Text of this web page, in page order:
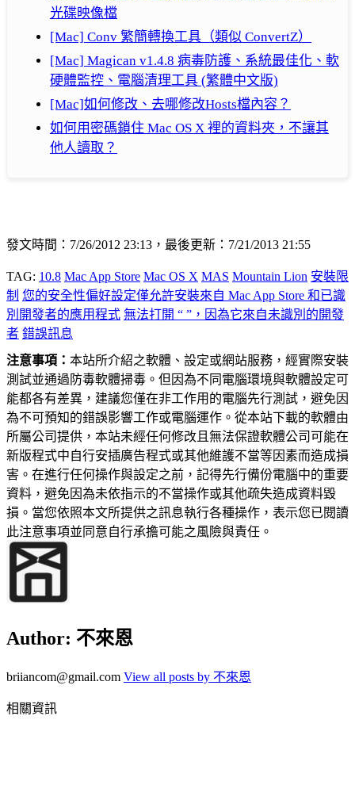
光碟映像檔
[Mac] Conv 繁簡轉換工具（類似 ConvertZ）
[Mac] Magican v1.4.8 病毒防護、系統最佳化、軟
硬體監控、電腦清理工具 (繁體中文版)
[Mac]如何修改、去哪修改Hosts檔內容？
如何用密碼鎖住 Mac OS X 裡的資料夾，不讓其
他人讀取？
發文時間：7/26/2012 23:13，最後更新：7/21/2013 21:55
TAG: 10.8 Mac App Store Mac OS X MAS Mountain Lion 安裝限
制 您的安全性偏好設定僅允許安裝來自 Mac App Store 和已識
別開發者的應用程式 無法打開 “ ”，因為它來自未識別的開發
者 錯誤訊息
注意事項： 本站所介紹之軟體、設定或網站服務，經實際安裝
測試並通過防毒軟體掃毒。但因為不同電腦環境與軟體設定可
能都各有差異，建議您僅在非工作用的電腦先行測試，避免因
為不可預知的錯誤影響工作或電腦運作。從本站下載的軟體由
所屬公司提供，本站未經任何修改且無法保證軟體公司可能在
新版程式中自行安插廣告程式或其他維護不當等因素而造成損
害。在進行任何操作與設定之前，記得先行備份電腦中的重要
資料，避免因為未依指示的不當操作或其他疏失造成資料毀
損。當您依照本文所提供之訊息執行各種操作，表示您已閱讀
此注意事項並同意自行承擔可能之風險與責任。
Author: 不來恩
briiancom@gmail.com View all posts by 不來恩
相關資訊